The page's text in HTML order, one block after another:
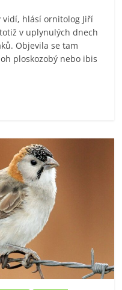
vidí, hlásí ornitolog Jiří
v uplynulých dnech
Objevila se tam
ploskozobý nebo ibis